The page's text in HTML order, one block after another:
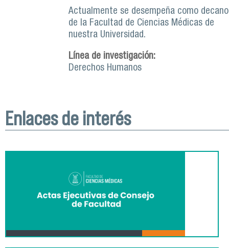
Actualmente se desempeña como decano
de la Facultad de Ciencias Médicas de
nuestra Universidad.
Línea de investigación:
Derechos Humanos
Enlaces de interés